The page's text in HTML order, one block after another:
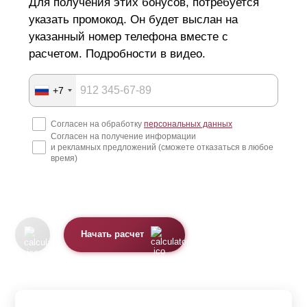
указать промокод. Он будет выслан на
указанный номер телефона вместе с
расчетом. Подробности в видео.
+7
Согласен на обработку персональных данных
Согласен на получение информации
и рекламных предложений (сможете отказаться в любое
время)
Начать расчет